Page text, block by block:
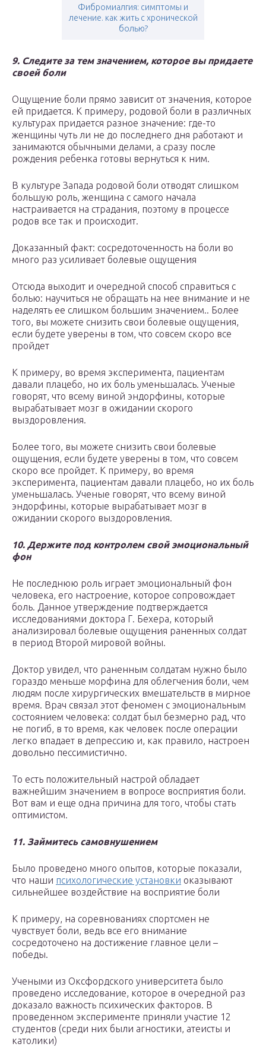
Фибромиалгия: симптомы и
лечение. как жить с хронической
болью?
9. Следите за тем значением, которое вы придаете
своей боли
Ощущение боли прямо зависит от значения, которое
ей придается. К примеру, родовой боли в различных
культурах придается разное значение: где-то
женщины чуть ли не до последнего дня работают и
занимаются обычными делами, а сразу после
рождения ребенка готовы вернуться к ним.
В культуре Запада родовой боли отводят слишком
большую роль, женщина с самого начала
настраивается на страдания, поэтому в процессе
родов все так и происходит.
Доказанный факт: сосредоточенность на боли во
много раз усиливает болевые ощущения
Отсюда выходит и очередной способ справиться с
болью: научиться не обращать на нее внимание и не
наделять ее слишком большим значением.. Более
того, вы можете снизить свои болевые ощущения,
если будете уверены в том, что совсем скоро все
пройдет
К примеру, во время эксперимента, пациентам
давали плацебо, но их боль уменьшалась. Ученые
говорят, что всему виной эндорфины, которые
вырабатывает мозг в ожидании скорого
выздоровления.
Более того, вы можете снизить свои болевые
ощущения, если будете уверены в том, что совсем
скоро все пройдет. К примеру, во время
эксперимента, пациентам давали плацебо, но их боль
уменьшалась. Ученые говорят, что всему виной
эндорфины, которые вырабатывает мозг в
ожидании скорого выздоровления.
10. Держите под контролем свой эмоциональный
фон
Не последнюю роль играет эмоциональный фон
человека, его настроение, которое сопровождает
боль. Данное утверждение подтверждается
исследованиями доктора Г. Бехера, который
анализировал болевые ощущения раненных солдат
в период Второй мировой войны.
Доктор увидел, что раненным солдатам нужно было
гораздо меньше морфина для облегчения боли, чем
людям после хирургических вмешательств в мирное
время. Врач связал этот феномен с эмоциональным
состоянием человека: солдат был безмерно рад, что
не погиб, в то время, как человек после операции
легко впадает в депрессию и, как правило, настроен
довольно пессимистично.
То есть положительный настрой обладает
важнейшим значением в вопросе восприятия боли.
Вот вам и еще одна причина для того, чтобы стать
оптимистом.
11. Займитесь самовнушением
Было проведено много опытов, которые показали,
что наши психологические установки оказывают
сильнейшее воздействие на восприятие боли
К примеру, на соревнованиях спортсмен не
чувствует боли, ведь все его внимание
сосредоточено на достижение главное цели –
победы.
Учеными из Оксфордского университета было
проведено исследование, которое в очередной раз
доказало важность психических факторов. В
проведенном эксперименте приняли участие 12
студентов (среди них были агностики, атеисты и
католики)